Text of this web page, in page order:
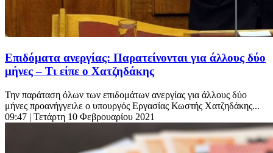
Επιδόματα ανεργίας: Παρατείνονται για άλλους δύο
μήνες – Τι είπε ο Χατζηδάκης
Την παράταση όλων των επιδομάτων ανεργίας για άλλους δύο
μήνες προανήγγειλε ο υπουργός Εργασίας Κωστής Χατζηδάκης...
09:47 | Τετάρτη 10 Φεβρουαρίου 2021